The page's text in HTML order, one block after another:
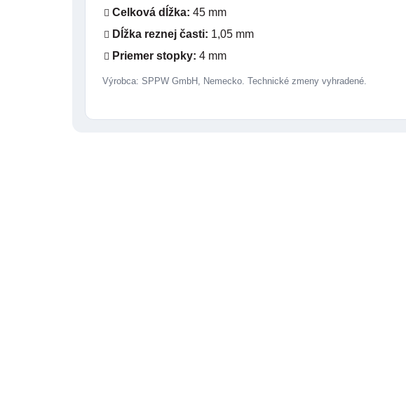
Celková dĺžka: 45 mm
Dĺžka reznej časti: 1,05 mm
Priemer stopky: 4 mm
Výrobca: SPPW GmbH, Nemecko. Technické zmeny vyhradené.